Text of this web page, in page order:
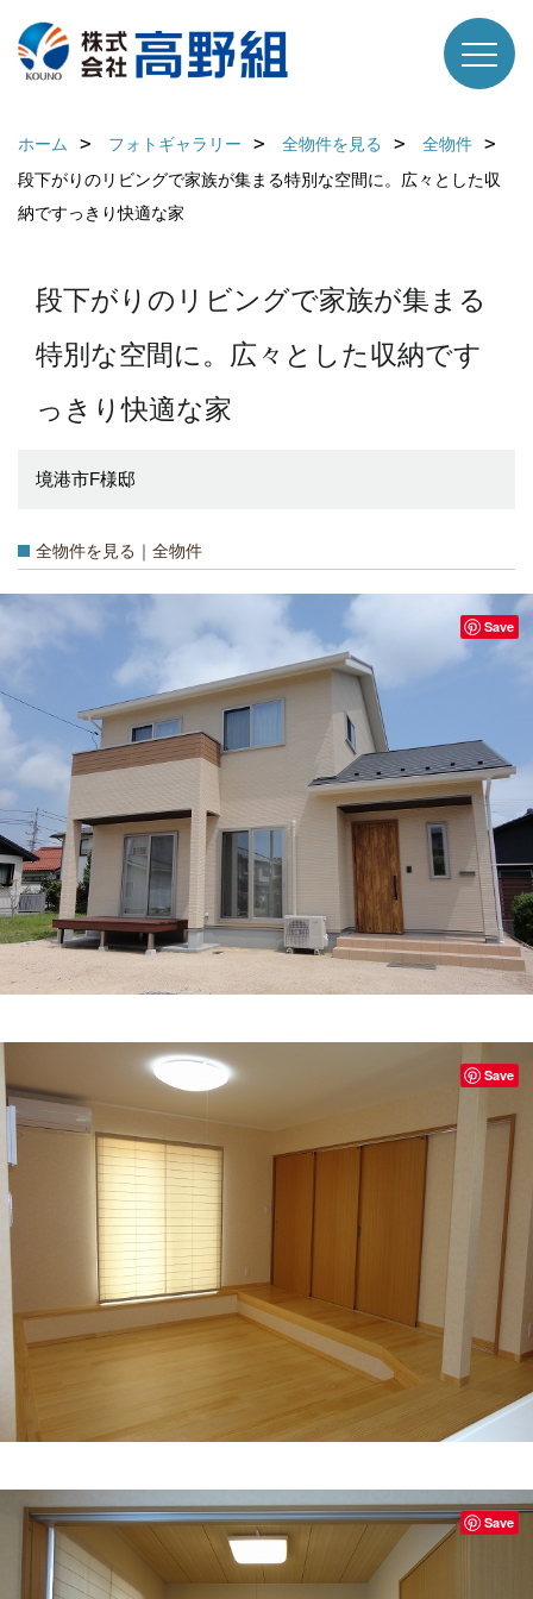
ホーム フォトギャラリー 全物件を見る
全物件
段下がりのリビングで家族が集まる特別な空間に。広々とした収
納ですっきり快適な家
段下がりのリビングで家族が集まる
特別な空間に。広々とした収納です
っきり快適な家
境港市F様邸
全物件を見る｜全物件
Save
Save
Save